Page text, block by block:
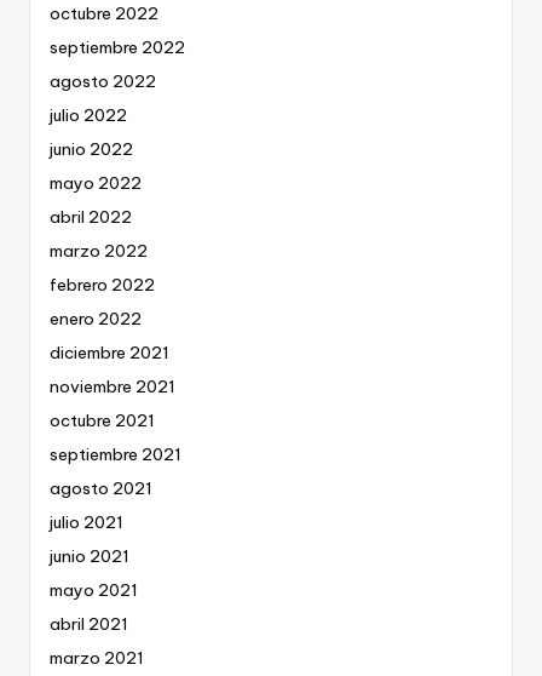
octubre 2022
septiembre 2022
agosto 2022
julio 2022
junio 2022
mayo 2022
abril 2022
marzo 2022
febrero 2022
enero 2022
diciembre 2021
noviembre 2021
octubre 2021
septiembre 2021
agosto 2021
julio 2021
junio 2021
mayo 2021
abril 2021
marzo 2021